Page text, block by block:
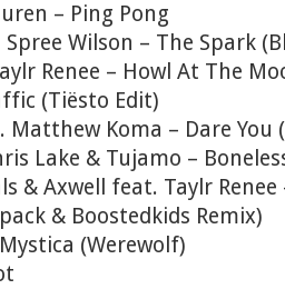
– Ping Pong
Wilson – The Spark
Renee – Howl At The
(Tiësto Edit)
Koma – Dare You
Lake & Tujamo –
& Axwell feat. Taylr
& Boostedkids Remix)
(Werewolf)